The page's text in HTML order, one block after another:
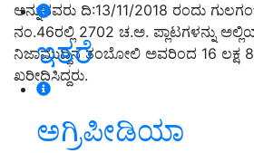
ಇತರೆ
ಅಗ್ರಿಪೀಡಿಯಾ
ಅನ್ನುವವರು ದಿ:13/11/2018 ರಂದು
ನಂ.46ರಲ್ಲಿ 2702 ಚ.ಅ. ಪ್ಲಾಟಗಳನ್ನು
ನಿಜಾಮುದ್ಧಿನ ತಂಬೋಲಿ ಅವರಿಂದ 16 ಲಕ್ಷ
ಖರೀದಿಸಿದ್ದರು.